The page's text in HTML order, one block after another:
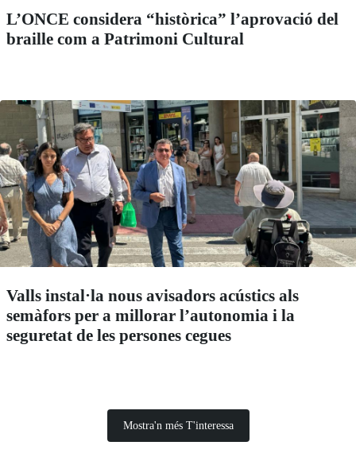
L’ONCE considera “històrica” l’aprovació del
braille com a Patrimoni Cultural
Valls instal·la nous avisadors acústics als
semàfors per a millorar l’autonomia i la
seguretat de les persones cegues
Mostra'n més T'interessa